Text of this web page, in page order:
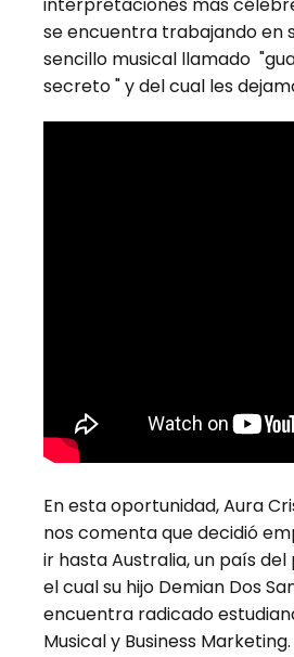
se encuentra trabajando en
sencillo musical llamado
secreto " y del cual les
En esta oportunidad, Aura
nos comenta que decidió
ir hasta Australia, un país
el cual su hijo Demian Dos
encuentra radicado
Musical y Business Marketing.